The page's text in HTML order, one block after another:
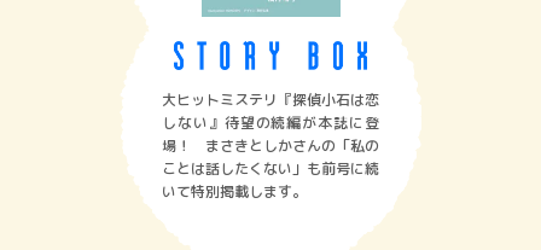
大ヒットミステリ『探偵小石は恋
しない』待望の続編が本誌に登
場！ まさきとしかさんの「私の
ことは話したくない」も前号に続
いて特別掲載します。